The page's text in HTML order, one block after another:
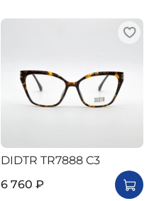
DIDTR TR7888 C3
6 760 ₽